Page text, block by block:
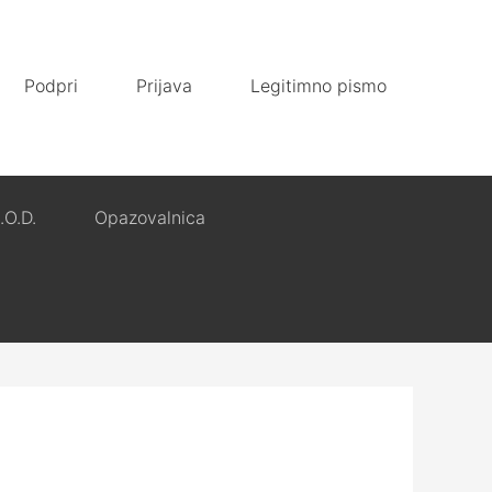
Podpri Prijava Legitimno pismo
Opazovalnica